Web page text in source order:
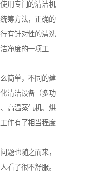
用专门的清洁机
筹方法，正确的
有针对性的清洗
净度的一项工
简单，不同的建
清洁设备（多功
高温蒸气机、烘
作有了相当程度
题也随之而来，
看了很不舒服。